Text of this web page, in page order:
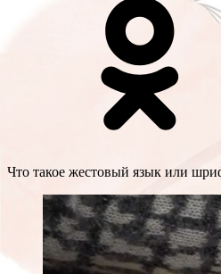
Что такое жестовый язык или